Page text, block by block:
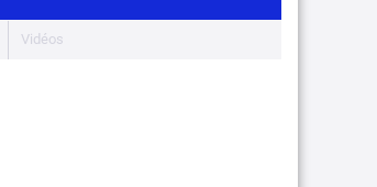
Vidéos